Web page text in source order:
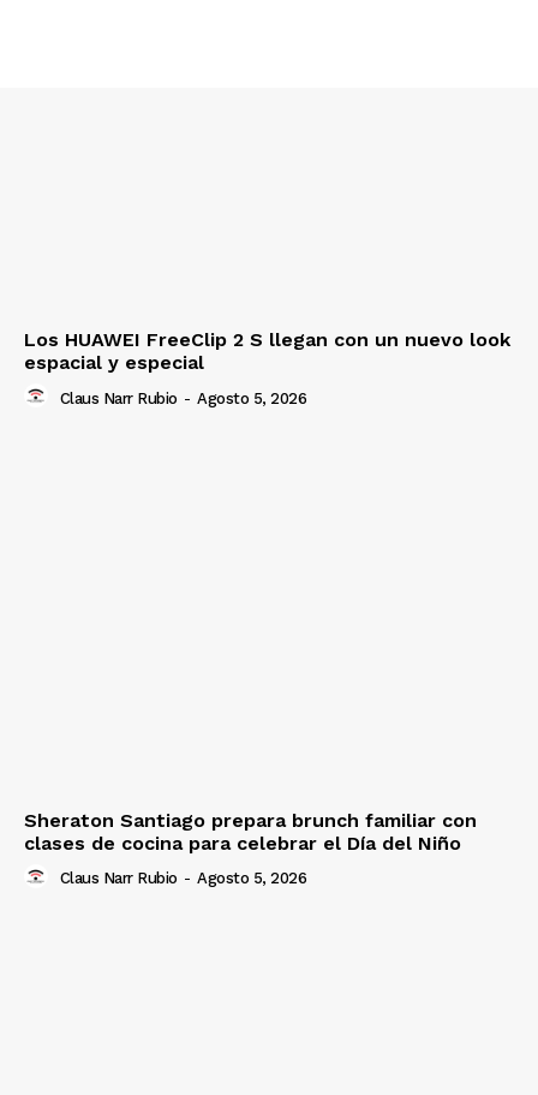
Los HUAWEI FreeClip 2 S llegan con un nuevo look
espacial y especial
Claus Narr Rubio - Agosto 5, 2026
Sheraton Santiago prepara brunch familiar con
clases de cocina para celebrar el Día del Niño
Claus Narr Rubio - Agosto 5, 2026